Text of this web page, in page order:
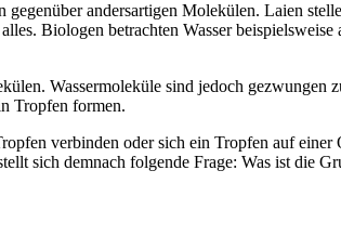
andersartigen Molekülen. Laien
Biologen betrachten Wasser
Wassermoleküle sind jedoch gezwungen
Tropfen formen.
verbinden oder sich ein Tropfen auf
sich demnach folgende Frage: Was ist die